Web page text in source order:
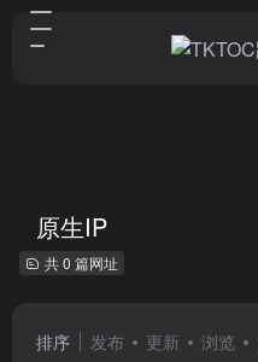
原生IP
共 0 篇网址
排序 发布 更新 浏览